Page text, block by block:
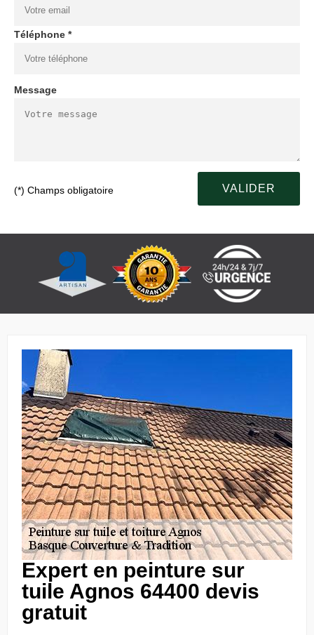
Téléphone *
Message
(*) Champs obligatoire
Expert en peinture sur
tuile Agnos 64400 devis
gratuit